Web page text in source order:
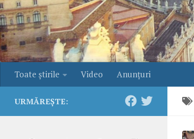
Toate ştirile Video Anunţuri
URMĂREȘTE: